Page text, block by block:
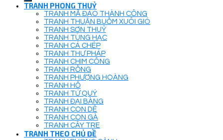
TRANH PHONG THUỶ
TRANH MÃ ĐÁO THÀNH CÔNG
TRANH THUẬN BUỒM XUÔI GIÓ
TRANH SƠN THUỶ
TRANH TÙNG HẠC
TRANH CÁ CHÉP
TRANH THƯ PHÁP
TRANH CHIM CÔNG
TRANH RỒNG
TRANH PHƯỢNG HOÀNG
TRANH HỔ
TRANH TỨ QUÝ
TRANH ĐẠI BÀNG
TRANH CON DÊ
TRANH CON GÀ
TRANH CÂY TRE
TRANH THEO CHỦ ĐỀ